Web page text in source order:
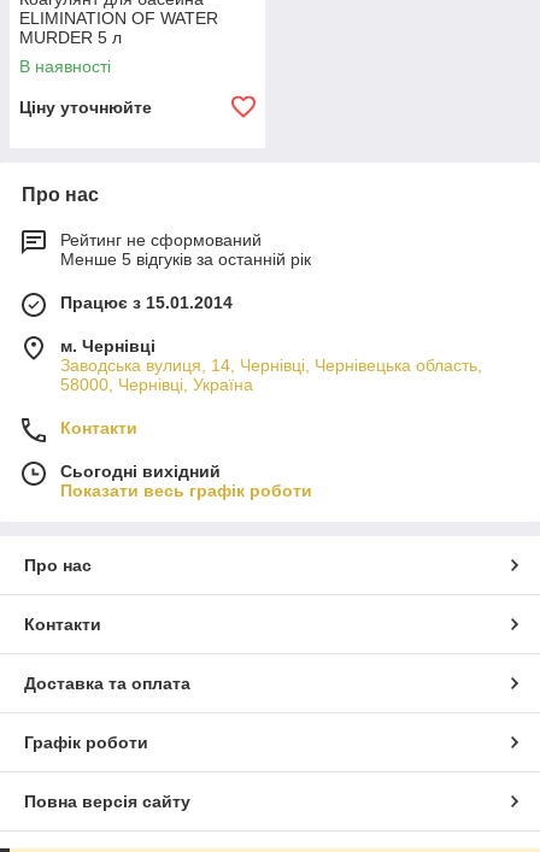
ELIMINATION OF WATER
MURDER 5 л
В наявності
Ціну уточнюйте
Про нас
Рейтинг не сформований
Менше 5 відгуків за останній рік
Працює з 15.01.2014
м. Чернівці
Заводська вулиця, 14, Чернівці, Чернівецька область,
58000, Чернівці, Україна
Контакти
Сьогодні вихідний
Показати весь графік роботи
Про нас
Контакти
Доставка та оплата
Графік роботи
Повна версія сайту